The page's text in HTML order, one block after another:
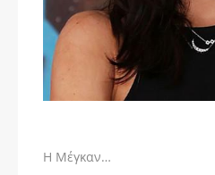
Η Μέγκαν…